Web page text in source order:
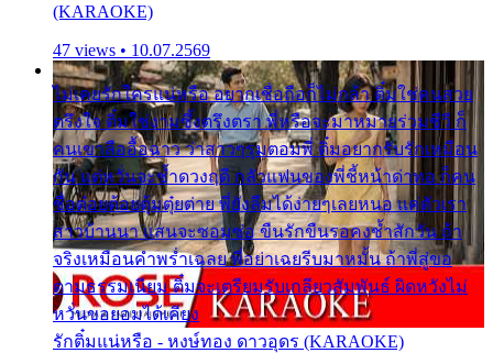
(KARAOKE)
47 views • 10.07.2569
ไม่เคยรักใครแน่หรือ อยากเชื่อถือก็ไม่กล้า ติ๋มใช่คนสวย
ตรึงใจ ติ๋มใช่งามซึ้งตรึงตรา พี่หรือจะมาหมายร่วมชีวี ก็
คนเขาลืออื้อฉาว ว่าสาวๆรุมตอมพี่ ติ๋มอยากรับรักเหมือน
กัน แต่หวั่นจะช้ำดวงฤดี กลัวแฟนของพี่ชี้หน้าด่าทอ ก็คน
ชื่อต๋อยต้อยตุ้มตุ๋ยต่าย พี่ยังลืมได้ง่ายๆเลยหนอ แค่ตัวเรา
สาวบ้านนา แสนจะซอมซ่อ ขืนรักขืนรอคงช้ำสักวัน ถ้า
จริงเหมือนคำพร่ำเฉลย พี่อย่าเฉยรีบมาหมั้น ถ้าพี่สู่ขอ
ตามธรรมเนียม ติ๋มจะเตรียมรับเกลียวสัมพันธ์ ผิดหวังไม่
หวั่นขอยอมได้เคียง
รักติ๋มแน่หรือ - หงษ์ทอง ดาวอุดร (KARAOKE)